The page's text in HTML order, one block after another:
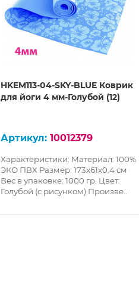
HKEM113-04-SKY-BLUE Коврик
для йоги 4 мм-Голубой (12)
10012379
Характеристики: Материал: 100%
ЭКО ПВХ Размер: 173х61х0.4 см
Вес в упаковке: 1000 гр. Цвет:
Голубой (с рисунком) Произве..